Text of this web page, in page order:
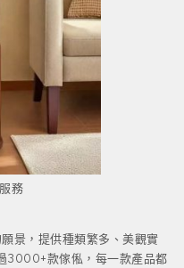
務
景，提供種類繁多、美觀實
3000+款傢俬，每一款產品都